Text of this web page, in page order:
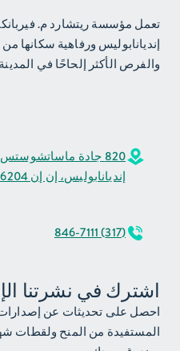
تعمل مؤسسة ريتشارد م.
إنديانابوليس ورفاهية سكانها
والفرص الأكثر إلحاحًا في
820 جادة ماساتشوستس 820، جناح 1365,
إنديانابوليس، إن إن 46204
(317) 846-7111
اشترك في نشرتنا
احصل على تحديثات عن إصدارات
المستفيدة من المنح ولقطات